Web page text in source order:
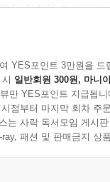
저 자신을 돌보아
하기 때문이다. _프
이라도 하늘이 무너
받고 있진 않은지.
음을 깨닫고, 오늘부
YES포인트 3만원을 드
일반회원 300원, 마니
만 YES포인트 지급됩니
점부터 마지막 회차 주
는 사락 독서모임 게시
패션 및 판매금지 상